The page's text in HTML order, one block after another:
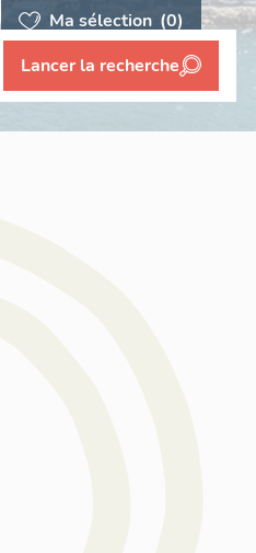
Ma sélection (0)
Lancer la recherche